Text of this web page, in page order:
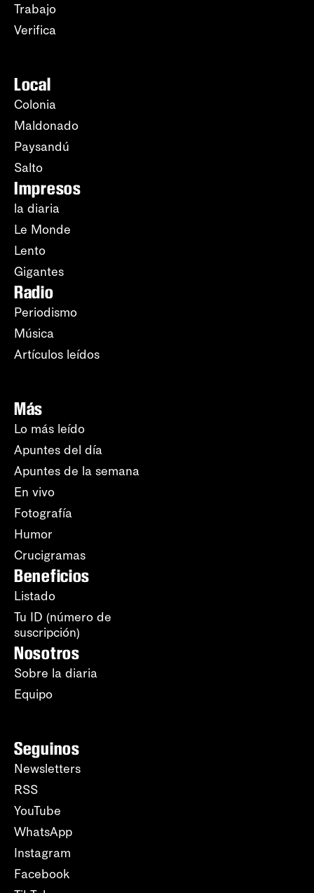
Trabajo
Verifica
Local
Colonia
Maldonado
Paysandú
Salto
Impresos
la diaria
Le Monde
Lento
Gigantes
Radio
Periodismo
Música
Artículos leídos
Más
Lo más leído
Apuntes del día
Apuntes de la semana
En vivo
Fotografía
Humor
Crucigramas
Beneficios
Listado
Tu ID (número de
suscripción)
Nosotros
Sobre la diaria
Equipo
Seguinos
Newsletters
RSS
YouTube
WhatsApp
Instagram
Facebook